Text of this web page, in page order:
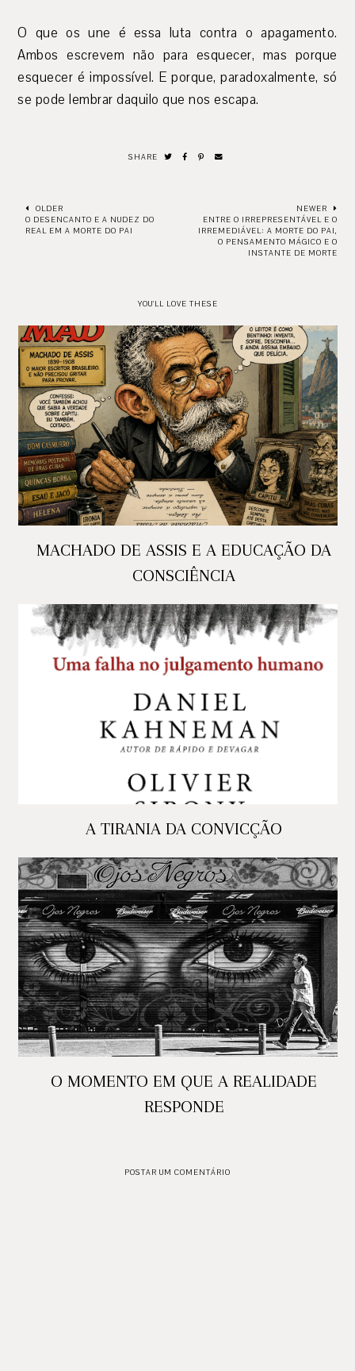
O que os une é essa luta contra o apagamento.
Ambos escrevem não para esquecer, mas porque
esquecer é impossível. E porque, paradoxalmente, só
se pode lembrar daquilo que nos escapa.
SHARE
OLDER
O DESENCANTO E A NUDEZ DO
REAL EM A MORTE DO PAI
NEWER
ENTRE O IRREPRESENTÁVEL E O
IRREMEDIÁVEL: A MORTE DO PAI,
O PENSAMENTO MÁGICO E O
INSTANTE DE MORTE
YOU'LL LOVE THESE
MACHADO DE ASSIS E A EDUCAÇÃO DA
CONSCIÊNCIA
A TIRANIA DA CONVICÇÃO
O MOMENTO EM QUE A REALIDADE
RESPONDE
POSTAR UM COMENTÁRIO